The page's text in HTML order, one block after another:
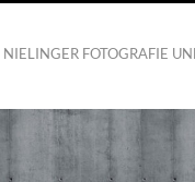
NIELINGER FOTOGRAFIE